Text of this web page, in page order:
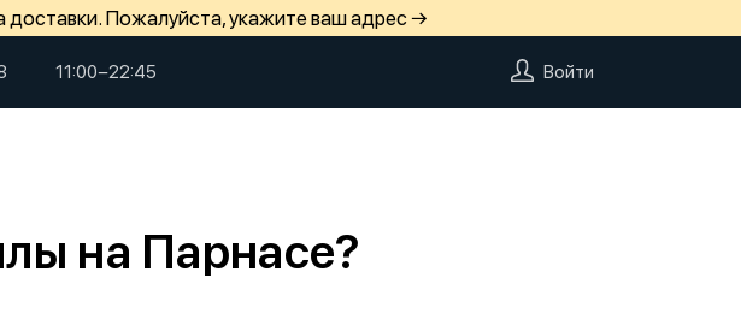
Пожалуйста, укажите ваш адрес →
11:00−22:45 Войти
на Парнасе?